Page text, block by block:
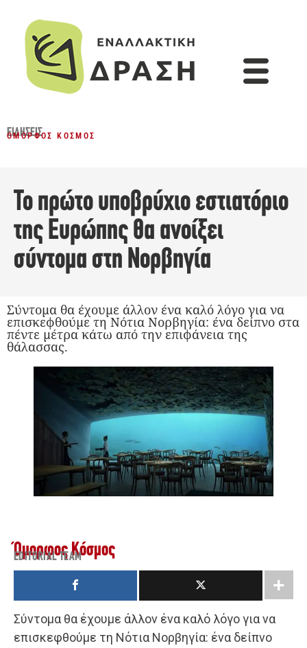
ΕΙΔΉΣΕΙΣ
ΌΜΟΡΦΟΣ ΚΌΣΜΟΣ
Το πρώτο υποβρύχιο εστιατόριο
της Ευρώπης θα ανοίξει
σύντομα στη Νορβηγία
Σύντομα θα έχουμε άλλον ένα καλό λόγο για να
επισκεφθούμε τη Νότια Νορβηγία: ένα δείπνο στα
πέντε μέτρα κάτω από την επιφάνεια της
θάλασσας.
Όμορφος Κόσμος
EDITORIAL TEAM
Σύντομα θα έχουμε άλλον ένα καλό λόγο για να
επισκεφθούμε τη Νότια Νορβηγία: ένα δείπνο